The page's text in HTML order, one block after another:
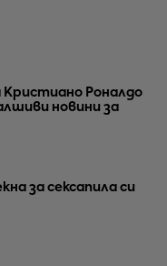
Роналдо
новини за
за сексапила си